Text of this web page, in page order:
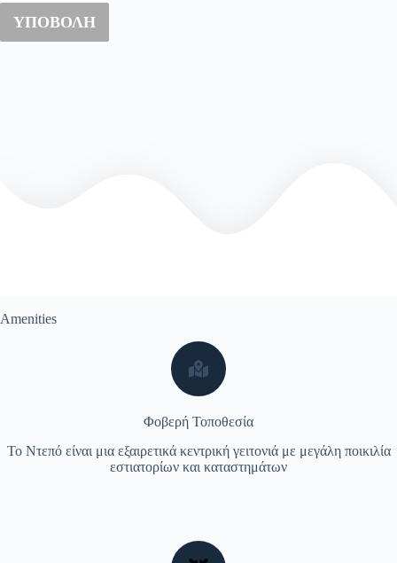
ΥΠΟΒΟΛΗ
Amenities
Φοβερή Τοποθεσία
Το Ντεπό είναι μια εξαιρετικά κεντρική γειτονιά με μεγάλη ποικιλία
εστιατορίων και καταστημάτων